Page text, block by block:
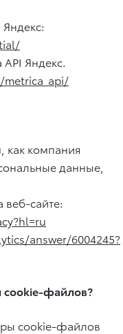
Яндекс.
компания
данные,
сайте:
answer/6004245?
cookie-файлов?
cookie-файлов